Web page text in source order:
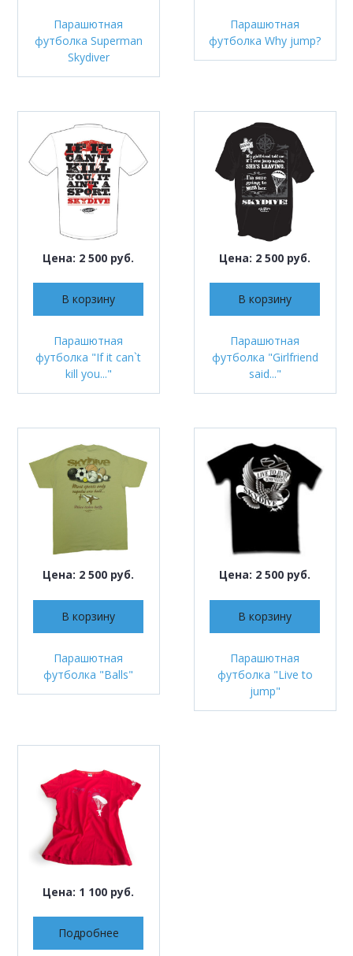
Парашютная
футболка Superman
Skydiver
Парашютная
футболка Why jump?
Цена: 2 500 руб.
В корзину
Парашютная
футболка "If it can`t
kill you..."
Цена: 2 500 руб.
В корзину
Парашютная
футболка "Girlfriend
said..."
Цена: 2 500 руб.
В корзину
Парашютная
футболка "Balls"
Цена: 2 500 руб.
В корзину
Парашютная
футболка "Live to
jump"
Цена: 1 100 руб.
Подробнее